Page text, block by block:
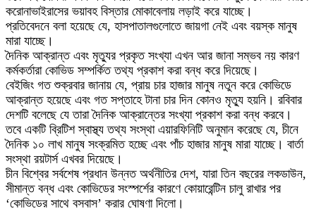
করোনাভাইরাসের ভয়াবহ বিস্তার মোকাবেলায় লড়াই করে যাচ্ছে।
প্রতিবেদনে বলা হয়েছে যে, হাসপাতালগুলোতে জায়গা নেই এবং বয়স্ক মানুষ
মারা যাচ্ছে।
দৈনিক আক্রান্ত এবং মৃত্যুর প্রকৃত সংখ্যা এখন আর জানা সম্ভব নয় কারণ
কর্মকর্তারা কোভিড সম্পর্কিত তথ্য প্রকাশ করা বন্ধ করে দিয়েছে।
বেইজিং গত শুক্রবার জানায় যে, প্রায় চার হাজার মানুষ নতুন করে কোভিডে
আক্রান্ত হয়েছে এবং গত সপ্তাহে টানা চার দিন কোনও মৃত্যু হয়নি। রবিবার
দেশটি বলেছে যে তারা দৈনিক আক্রান্তের সংখ্যা প্রকাশ করা বন্ধ করবে।
তবে একটি ব্রিটিশ স্বাস্থ্য তথ্য সংস্থা এয়ারফিনিটি অনুমান করেছে যে, চীনে
দৈনিক ১০ লাখ মানুষ সংক্রমিত হচ্ছে এবং পাঁচ হাজার মানুষ মারা যাচ্ছে। বার্তা
সংস্থা রয়টার্স এখবর দিয়েছে।
চীন বিশ্বের সর্বশেষ প্রধান উন্নত অর্থনীতির দেশ, যারা তিন বছরের লকডাউন,
সীমান্ত বন্ধ এবং কোভিডের সংস্পর্শের কারণে কোয়ারেন্টিন চালু রাখার পর
‘কোভিডের সাথে বসবাস’ করার ঘোষণা দিলো।